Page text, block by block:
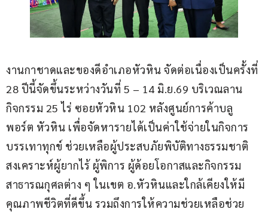
งานกาชาดและของดีอำเภอหัวหิน จัดต่อเนื่องเป็นครั้งที่
28 ปีนี้จัดขึ้นระหว่างวันที่ 5 – 14 มิ.ย.69 บริเวณลาน
กิจกรรม 25 ไร่ ซอยหัวหิน 102 หลังศูนย์การค้าบลู
พอร์ต หัวหิน เพื่อจัดหารายได้เป็นค่าใช้จ่ายในกิจการ
บรรเทาทุกข์ ช่วยเหลือผู้ประสบภัยพิบัติทางธรรมชาติ
สงเคราะห์ผู้ยากไร้ ผู้พิการ ผู้ด้อยโอกาสและกิจกรรม
สาธารณกุศลต่าง ๆ ในเขต อ.หัวหินและใกล้เคียงให้มี
คุณภาพชีวิตที่ดีขึ้น รวมถึงการให้ความช่วยเหลือช่วย